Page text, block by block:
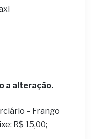
a alteração.
– Frango
R$ 15,00;